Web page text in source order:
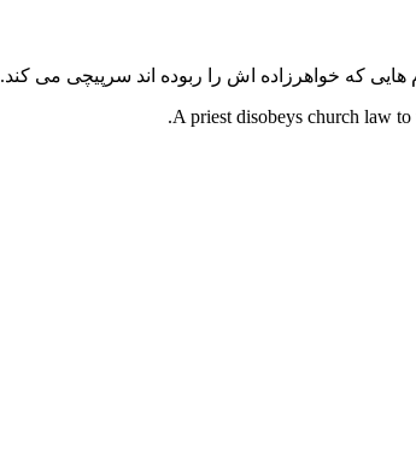
که خواهرزاده اش را ربوده اند سرپیچی می کند.
A priest disobeys church law